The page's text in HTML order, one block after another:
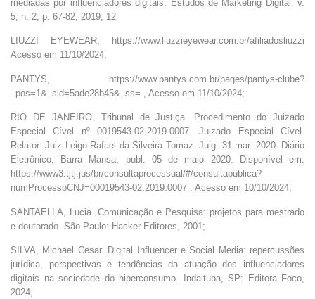
mediadas por influenciadores digitais. Estudos de Marketing Digital, v.
5, n. 2, p. 67-82, 2019; 12
LIUZZI EYEWEAR, https://www.liuzzieyewear.com.br/afiliadosliuzzi
Acesso em 11/10/2024;
PANTYS, https://www.pantys.com.br/pages/pantys-clube?
_pos=1&_sid=5ade28b45&_ss= , Acesso em 11/10/2024;
RIO DE JANEIRO. Tribunal de Justiça. Procedimento do Juizado
Especial Cível nº 0019543-02.2019.0007. Juizado Especial Cível.
Relator: Juiz Leigo Rafael da Silveira Tomaz. Julg. 31 mar. 2020. Diário
Eletrônico, Barra Mansa, publ. 05 de maio 2020. Disponível em:
https://www3.tjtj.jus/br/consultaprocessual/#/consultapublica?
numProcessoCNJ=00019543-02.2019.0007 . Acesso em 10/10/2024;
SANTAELLA, Lucia. Comunicação e Pesquisa: projetos para mestrado
e doutorado. São Paulo: Hacker Editores, 2001;
SILVA, Michael Cesar. Digital Influencer e Social Media: repercussões
jurídica, perspectivas e tendências da atuação dos influenciadores
digitais na sociedade do hiperconsumo. Indaituba, SP: Editora Foco,
2024;